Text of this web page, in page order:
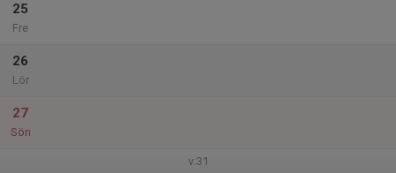
25
Fre
26
Lör
27
Sön
v.31